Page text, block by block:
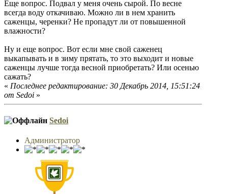
Еще вопрос. Подвал у меня очень сырой. По весне
всегда воду откачиваю. Можно ли в нем хранить
саженцы, черенки? Не пропадут ли от повышенной
влажности?
Ну и еще вопрос. Вот если мне свой саженец
выкапывать и в зиму прятать, то это выходит и новые
саженцы лучше тогда весной приобретать? Или осенью
сажать?
« Последнее редактирование: 30 Декабрь 2014, 15:51:24
от Sedoi »
Sedoi
Администратор